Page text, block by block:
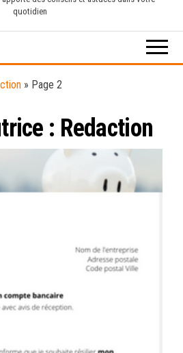
quotidien
» Page 2
: Redaction